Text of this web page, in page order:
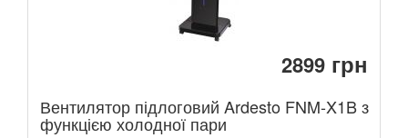
2899 грн
Вентилятор підлоговий Ardesto FNM-X1B з
функцією холодної пари